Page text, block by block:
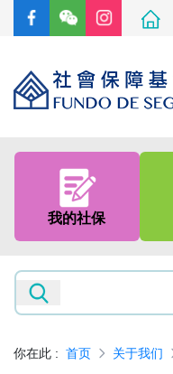
我的社保
你在此 : 首页 关于我们